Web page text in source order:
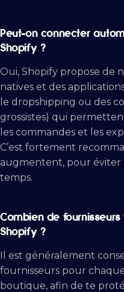
Peut-on connecter
Shopify ?
Oui, Shopify propose de
natives et des
le dropshipping ou des
grossistes) qui
les commandes et les
C’est fortement
augmentent, pour éviter
temps.
Combien de
Shopify ?
Il est généralement
fournisseurs pour
boutique, afin de te